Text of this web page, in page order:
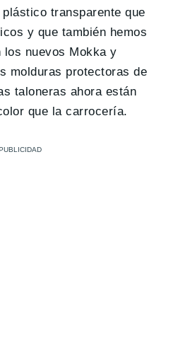
transparente que
y que también hemos
nuevos Mokka y
molduras protectoras de
taloneras ahora están
que la carrocería.